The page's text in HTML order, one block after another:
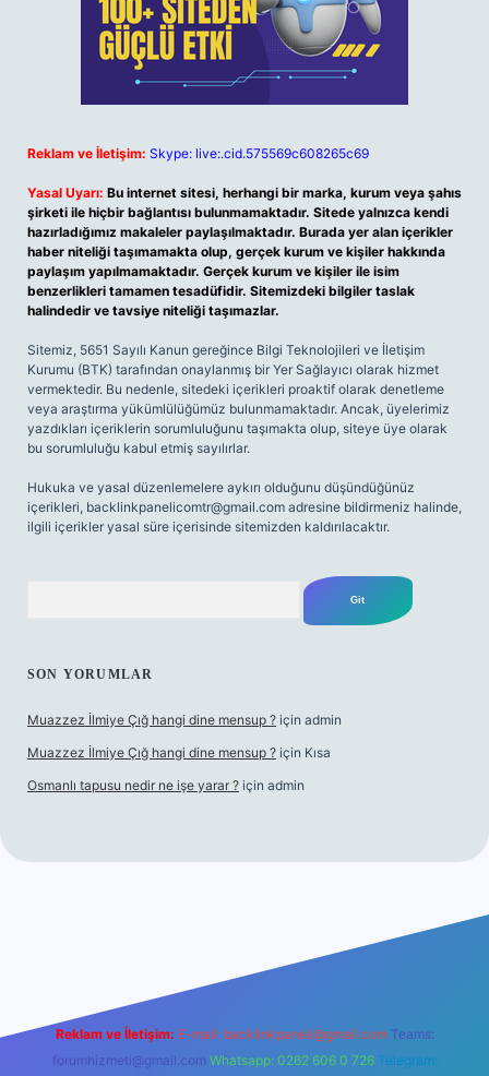
Reklam ve İletişim: Skype: live:.cid.575569c608265c69
Yasal Uyarı: Bu internet sitesi, herhangi bir marka, kurum veya şahıs
şirketi ile hiçbir bağlantısı bulunmamaktadır. Sitede yalnızca kendi
hazırladığımız makaleler paylaşılmaktadır. Burada yer alan içerikler
haber niteliği taşımamakta olup, gerçek kurum ve kişiler hakkında
paylaşım yapılmamaktadır. Gerçek kurum ve kişiler ile isim
benzerlikleri tamamen tesadüfidir. Sitemizdeki bilgiler taslak
halindedir ve tavsiye niteliği taşımazlar.
Sitemiz, 5651 Sayılı Kanun gereğince Bilgi Teknolojileri ve İletişim
Kurumu (BTK) tarafından onaylanmış bir Yer Sağlayıcı olarak hizmet
vermektedir. Bu nedenle, sitedeki içerikleri proaktif olarak denetleme
veya araştırma yükümlülüğümüz bulunmamaktadır. Ancak, üyelerimiz
yazdıkları içeriklerin sorumluluğunu taşımakta olup, siteye üye olarak
bu sorumluluğu kabul etmiş sayılırlar.
Hukuka ve yasal düzenlemelere aykırı olduğunu düşündüğünüz
içerikleri, backlinkpanelicomtr@gmail.com adresine bildirmeniz halinde,
ilgili içerikler yasal süre içerisinde sitemizden kaldırılacaktır.
SON YORUMLAR
Muazzez İlmiye Çığ hangi dine mensup ? için admin
Muazzez İlmiye Çığ hangi dine mensup ? için Kısa
Osmanlı tapusu nedir ne işe yarar ? için admin
Reklam ve İletişim: E-mail: backlinkpaneli@gmail.com Teams:
forumhizmeti@gmail.com Whatsapp: 0262 606 0 726 Telegram: